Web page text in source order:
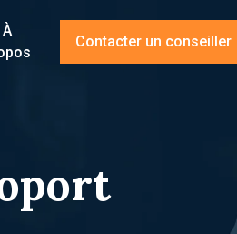
À
Contacter un conseiller